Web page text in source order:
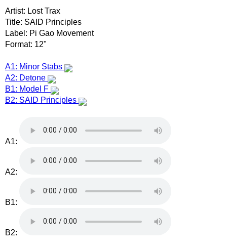
Artist: Lost Trax
Title: SAID Principles
Label: Pi Gao Movement
Format: 12"
A1: Minor Stabs
A2: Detone
B1: Model F
B2: SAID Principles
A1:
A2:
B1:
B2: